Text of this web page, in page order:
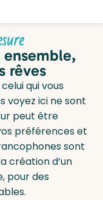
ensemble,
rêves
qui vous
voyez ici ne sont
peut être
préférences et
sont
création d’un
pour des